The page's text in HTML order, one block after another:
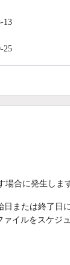
13
25
場合に発生しま
日または終了日
ァイルをスケジ